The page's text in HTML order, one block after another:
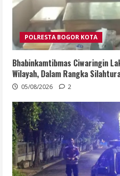
POLRESTA BOGOR KOTA
Bhabinkamtibmas Ciwaringin
Wilayah, Dalam Rangka
05/08/2026 2